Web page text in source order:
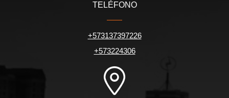
TELÉFONO
+573137397226
+573224306